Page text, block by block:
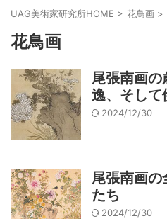
UAG美術家研究所HOME > 花鳥画 >
花鳥画
尾張南画の
逸、そして
2024/12/30
尾張南画の
たち
2024/12/30